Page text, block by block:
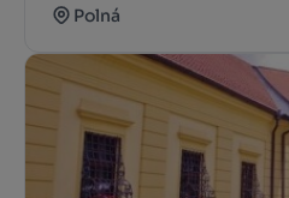
Polná